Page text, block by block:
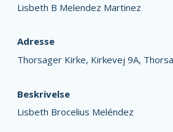
Lisbeth B Melendez Martinez
Adresse
Thorsager Kirke, Kirkevej 9A,
Beskrivelse
Lisbeth Brocelius Meléndez